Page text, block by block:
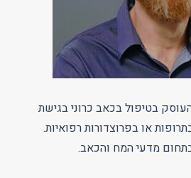
בטיפול בכאב כרוני בגישת
או בפרוצדורות רפואיות.
מדעי המח והכאב.